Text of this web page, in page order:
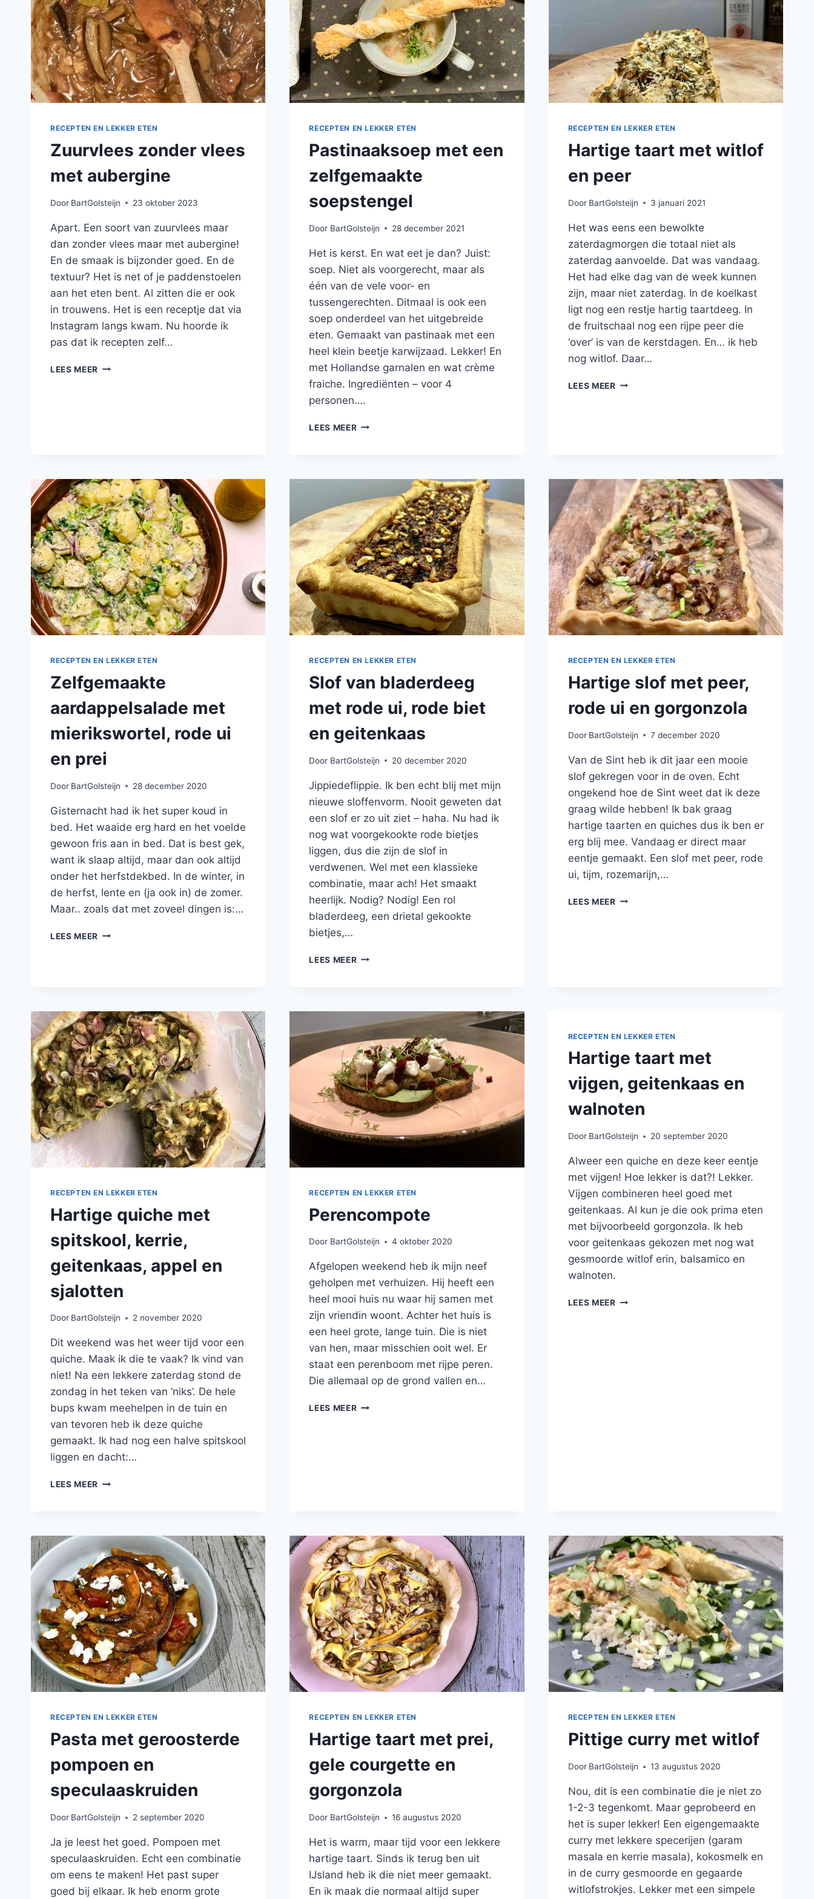
RECEPTEN EN LEKKER ETEN
Zuurvlees zonder vlees
met aubergine
Door BartGolsteijn 23 oktober 2023
Apart. Een soort van zuurvlees maar
dan zonder vlees maar met aubergine!
En de smaak is bijzonder goed. En de
textuur? Het is net of je paddenstoelen
aan het eten bent. Al zitten die er ook
in trouwens. Het is een receptje dat via
Instagram langs kwam. Nu hoorde ik
pas dat ik recepten zelf…
LEES MEER ZUURVLEES
RECEPTEN EN LEKKER ETEN
Pastinaaksoep met een
zelfgemaakte
soepstengel
Door BartGolsteijn 28 december 2021
Het is kerst. En wat eet je dan? Juist:
soep. Niet als voorgerecht, maar als
één van de vele voor- en
tussengerechten. Ditmaal is ook een
soep onderdeel van het uitgebreide
eten. Gemaakt van pastinaak met een
heel klein beetje karwijzaad. Lekker! En
met Hollandse garnalen en wat crème
fraiche. Ingrediënten – voor 4
personen….
LEES MEERPASTINAAKSOEP
RECEPTEN EN LEKKER ETEN
Hartige taart met witlof
en peer
Door BartGolsteijn 3 januari 2021
Het was eens een bewolkte
zaterdagmorgen die totaal niet als
zaterdag aanvoelde. Dat was vandaag.
Het had elke dag van de week kunnen
zijn, maar niet zaterdag. In de koelkast
ligt nog een restje hartig taartdeeg. In
de fruitschaal nog een rijpe peer die
‘over’ is van de kerstdagen. En… ik heb
nog witlof. Daar…
LEES MEERHARTIGE
RECEPTEN EN LEKKER ETEN
Zelfgemaakte
aardappelsalade met
mierikswortel, rode ui
en prei
Door BartGolsteijn 28 december 2020
Gisternacht had ik het super koud in
bed. Het waaide erg hard en het voelde
gewoon fris aan in bed. Dat is best gek,
want ik slaap altijd, maar dan ook altijd
onder het herfstdekbed. In de winter, in
de herfst, lente en (ja ook in) de zomer.
Maar.. zoals dat met zoveel dingen is:…
LEES MEER ZELFGEMAAKTE
EN
PREI
RECEPTEN EN LEKKER ETEN
Slof van bladerdeeg
met rode ui, rode biet
en geitenkaas
Door BartGolsteijn 20 december 2020
Jippiedeflippie. Ik ben echt blij met mijn
nieuwe sloffenvorm. Nooit geweten dat
een slof er zo uit ziet – haha. Nu had ik
nog wat voorgekookte rode bietjes
liggen, dus die zijn de slof in
verdwenen. Wel met een klassieke
combinatie, maar ach! Het smaakt
heerlijk. Nodig? Nodig! Een rol
bladerdeeg, een drietal gekookte
bietjes,…
LEES MEERSLOF
RODE
BIET
EN
GEITENKAAS
RECEPTEN EN LEKKER ETEN
Hartige slof met peer,
rode ui en gorgonzola
Door BartGolsteijn 7 december 2020
Van de Sint heb ik dit jaar een mooie
slof gekregen voor in de oven. Echt
ongekend hoe de Sint weet dat ik deze
graag wilde hebben! Ik bak graag
hartige taarten en quiches dus ik ben er
erg blij mee. Vandaag er direct maar
eentje gemaakt. Een slof met peer, rode
ui, tijm, rozemarijn,…
LEES MEERHARTIGE
RECEPTEN EN LEKKER ETEN
Hartige quiche met
spitskool, kerrie,
geitenkaas, appel en
sjalotten
Door BartGolsteijn 2 november 2020
Dit weekend was het weer tijd voor een
quiche. Maak ik die te vaak? Ik vind van
niet! Na een lekkere zaterdag stond de
zondag in het teken van ‘niks’. De hele
bups kwam meehelpen in de tuin en
van tevoren heb ik deze quiche
gemaakt. Ik had nog een halve spitskool
liggen en dacht:…
LEES MEER HARTIGE
GEITENKAAS,
APPEL
EN
SJALOTTEN
RECEPTEN EN LEKKER ETEN
Perencompote
Door BartGolsteijn 4 oktober 2020
Afgelopen weekend heb ik mijn neef
geholpen met verhuizen. Hij heeft een
heel mooi huis nu waar hij samen met
zijn vriendin woont. Achter het huis is
een heel grote, lange tuin. Die is niet
van hen, maar misschien ooit wel. Er
staat een perenboom met rijpe peren.
Die allemaal op de grond vallen en…
LEES MEERPERENCOMPOTE
RECEPTEN EN LEKKER ETEN
Hartige taart met
vijgen, geitenkaas en
walnoten
Door BartGolsteijn 20 september 2020
Alweer een quiche en deze keer eentje
met vijgen! Hoe lekker is dat?! Lekker.
Vijgen combineren heel goed met
geitenkaas. Al kun je die ook prima eten
met bijvoorbeeld gorgonzola. Ik heb
voor geitenkaas gekozen met nog wat
gesmoorde witlof erin, balsamico en
walnoten.
LEES MEERHARTIGE
RECEPTEN EN LEKKER ETEN
Pasta met geroosterde
pompoen en
speculaaskruiden
Door BartGolsteijn 2 september 2020
Ja je leest het goed. Pompoen met
speculaaskruiden. Echt een combinatie
om eens te maken! Het past super
goed bij elkaar. Ik heb enorm grote
RECEPTEN EN LEKKER ETEN
Hartige taart met prei,
gele courgette en
gorgonzola
Door BartGolsteijn 16 augustus 2020
Het is warm, maar tijd voor een lekkere
hartige taart. Sinds ik terug ben uit
IJsland heb ik die niet meer gemaakt.
En ik maak die normaal altijd super
RECEPTEN EN LEKKER ETEN
Pittige curry met witlof
Door BartGolsteijn 13 augustus 2020
Nou, dit is een combinatie die je niet zo
1-2-3 tegenkomt. Maar geprobeerd en
het is super lekker! Een eigengemaakte
curry met lekkere specerijen (garam
masala en kerrie masala), kokosmelk en
in de curry gesmoorde en gegaarde
witlofstrokjes. Lekker met een simpele